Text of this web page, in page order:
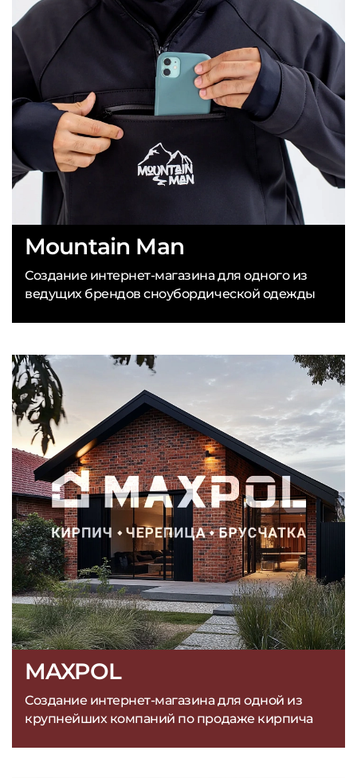
MAXPOL
Создание интернет-магазина для одной из
крупнейших компаний по продаже кирпича
Mountain Man
Создание интернет-магазина для одного из
ведущих брендов сноубордической одежды